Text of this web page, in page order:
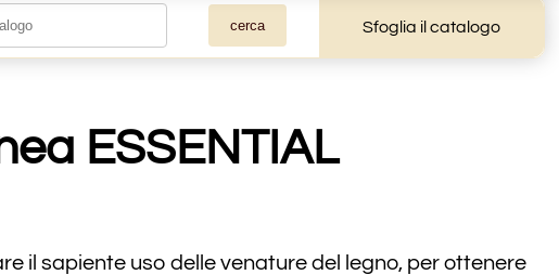
Sfoglia il catalogo
ESSENTIAL
il sapiente uso delle venature del legno, per ottenere